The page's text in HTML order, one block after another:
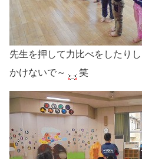
先生を押して力比べをしたり
かけないで～
笑